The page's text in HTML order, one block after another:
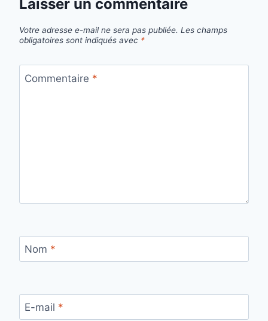
Laisser un commentaire
Votre adresse e-mail ne sera pas publiée. Les champs
obligatoires sont indiqués avec *
Commentaire *
Nom *
E-mail *